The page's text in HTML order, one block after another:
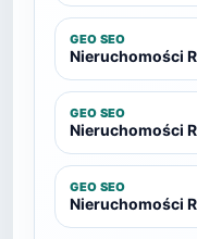
GEO SEO
Nieruchomości
GEO SEO
Nieruchomości
GEO SEO
Nieruchomości